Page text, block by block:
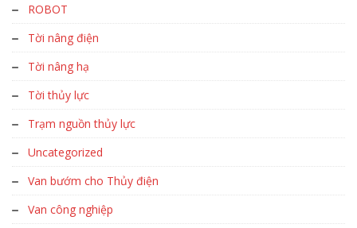
ROBOT
Tời nâng điện
Tời nâng hạ
Tời thủy lực
Trạm nguồn thủy lực
Uncategorized
Van bướm cho Thủy điện
Van công nghiệp